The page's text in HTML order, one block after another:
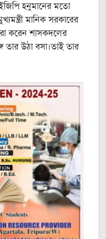
হনুমানের মতো
মানিক সরকারের
করেন শাসকদলের
তার উঠা বসা।তাই তার